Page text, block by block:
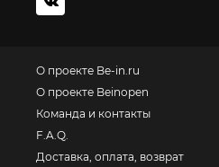
О проекте Be-in.ru
О проекте Beinopen
Команда и контакты
F.A.Q.
Доставка, оплата, возврат